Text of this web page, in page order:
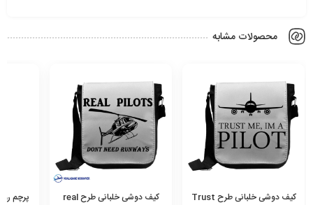
محصولات مشابه
کیف دوشی خلبانی طرح Trust
کیف دوشی خلبانی طرح real
پرچم